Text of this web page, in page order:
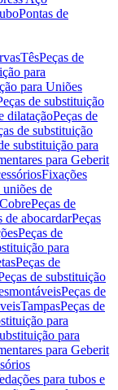
Pontas de
TêsPeças de
para
para Uniões
de substituição
dilataçãoPeças de
de substituição
substituição para
para Geberit
Fixações
de
Peças de
de abocardarPeças
Peças de
para
Peças de
de substituição
Peças de
TampasPeças de
para
para
para Geberit
para tubos e